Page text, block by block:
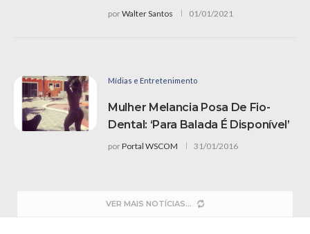
porWalter Santos 01/01/2021
Mídias e Entretenimento
Mulher Melancia Posa De Fio-
Dental: ‘Para Balada É Disponível’
porPortal WSCOM 31/01/2016
VER MAIS NOTÍCIAS